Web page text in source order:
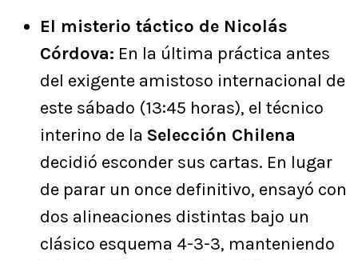
El misterio táctico de Nicolás
Córdova: En la última práctica antes
del exigente amistoso internacional de
este sábado (13:45 horas), el técnico
interino de la Selección Chilena
decidió esconder sus cartas. En lugar
de parar un once definitivo, ensayó con
dos alineaciones distintas bajo un
clásico esquema 4-3-3, manteniendo